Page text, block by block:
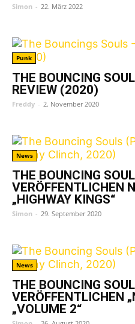
Simon - 22. März 2022
Punk
THE BOUNCING
REVIEW (2020)
Freddy - 2. November 2020
News
THE BOUNCING
VERÖFFENTLICHEN
„HIGHWAY KINGS“
Simon - 29. September 2020
News
THE BOUNCING
VERÖFFENTLICHEN
„VOLUME 2“